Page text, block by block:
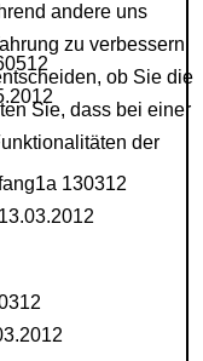
andere uns
zu verbessern
ob Sie die
Sie, dass bei einer
der